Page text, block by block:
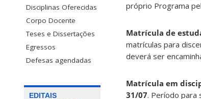
Disciplinas Oferecidas
Corpo Docente
Teses e Dissertações
Egressos
Defesas agendadas
EDITAIS
próprio Programa
Matrícula de
matrículas para
deverá ser
Matrícula em
31/07. Período para